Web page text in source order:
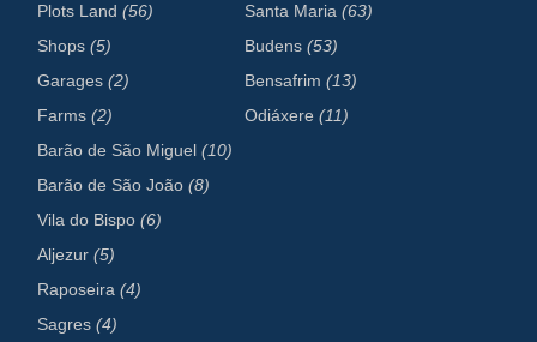
Plots Land(56)
Shops(5)
Garages(2)
Farms(2)
Santa Maria(63)
Budens(53)
Bensafrim(13)
Odiáxere(11)
Barão de São Miguel(10)
Barão de São João(8)
Vila do Bispo(6)
Aljezur(5)
Raposeira(4)
Sagres(4)